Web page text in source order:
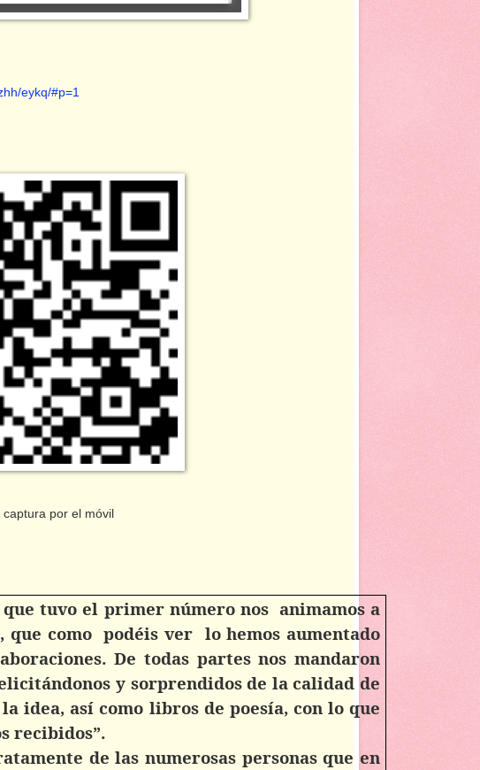
eykq/#p=1
el móvil
tuvo el primer número nos animamos a
que como podéis ver lo hemos aumentado
De todas partes nos mandaron
y sorprendidos de la calidad de
idea, así como libros de poesía, con lo que
recibidos”.
de las numerosas personas que en